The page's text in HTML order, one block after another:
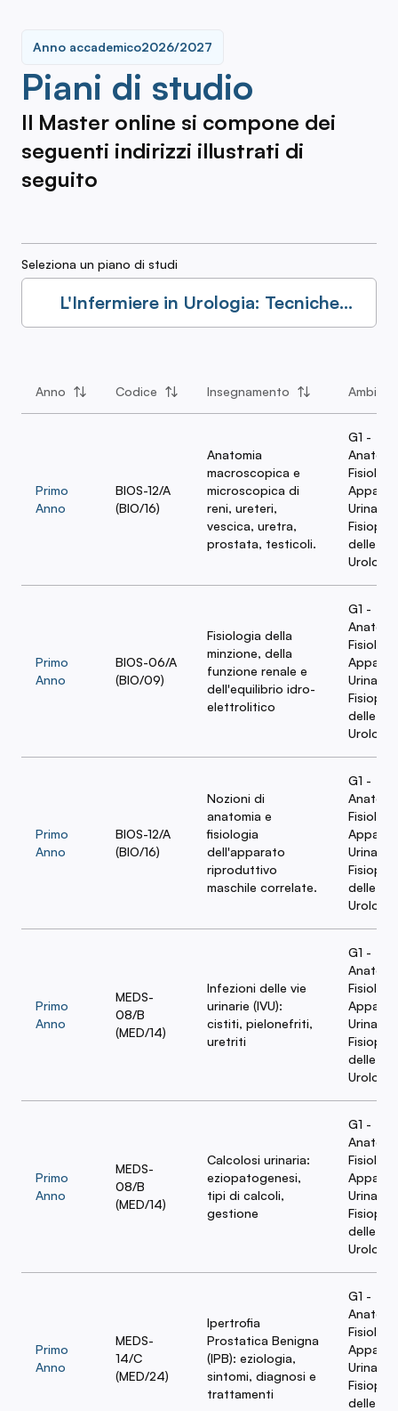
Piani di studio
Anno accademico2026/2027
Il Master online si compone dei
seguenti indirizzi illustrati di
seguito
Seleziona un piano di studi
L'Infermiere in Urologia: Tecniche
Endoscopiche e Chirurgiche
Anno Codice Insegnamento Ambito
Primo
Anno
BIOS-12/A
(BIO/16)
Anatomia
macroscopica e
microscopica di
reni, ureteri,
vescica, uretra,
prostata, testicoli.
G1 -
Urinario
delle
Primo
Anno
BIOS-06/A
(BIO/09)
Fisiologia della
minzione, della
funzione renale e
dell'equilibrio idro-
elettrolitico
G1 -
Urinario
delle
Primo
Anno
BIOS-12/A
(BIO/16)
Nozioni di
anatomia e
fisiologia
dell'apparato
riproduttivo
maschile correlate.
G1 -
Urinario
delle
Primo
Anno
MEDS-
08/B
(MED/14)
Infezioni delle vie
urinarie (IVU):
cistiti, pielonefriti,
uretriti
G1 -
Urinario
delle
Primo
Anno
MEDS-
08/B
(MED/14)
Calcolosi urinaria:
eziopatogenesi,
tipi di calcoli,
gestione
G1 -
Urinario
delle
Primo
Anno
MEDS-
14/C
(MED/24)
Ipertrofia
Prostatica Benigna
(IPB): eziologia,
sintomi, diagnosi e
trattamenti
G1 -
Urinario
delle